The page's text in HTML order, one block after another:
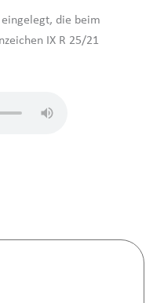
die beim
IX R 25/21